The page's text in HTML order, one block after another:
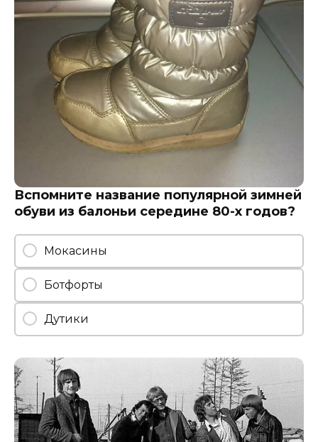
Вспомните название популярной зимней
обуви из балоньи середине 80-х годов?
Мокасины
Ботфорты
Дутики